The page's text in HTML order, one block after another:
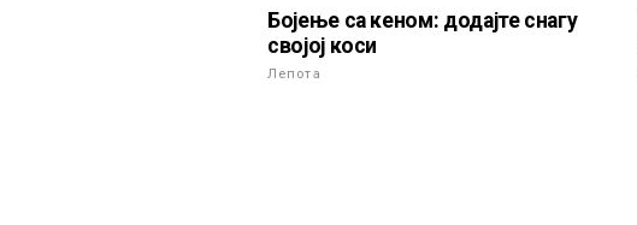
Бојење са кеном: додајте снагу
својој коси
Лепота